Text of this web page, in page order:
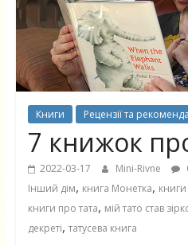
Книги Рецензії та
7 книжок
2022-03-17 Mini-Rivne
Інший дім, книга Монетка, книги
книги про тата, мій тато став
декреті, татусева книга